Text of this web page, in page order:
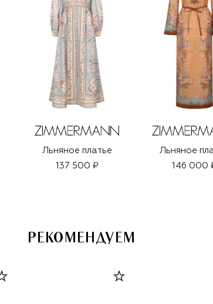
Льняное платье
137 500 ₽
Льняное
146 000
РЕКОМЕНДУЕМ